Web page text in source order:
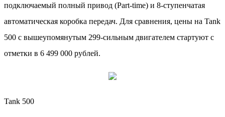
подключаемый полный привод (Part-time) и 8-ступенчатая
автоматическая коробка передач. Для сравнения, цены на Tank
500 с вышеупомянутым 299-сильным двигателем стартуют с
отметки в 6 499 000 рублей.
Tank 500